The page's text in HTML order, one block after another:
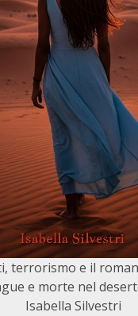
terrorismo e il
e morte nel
Isabella Silvestri